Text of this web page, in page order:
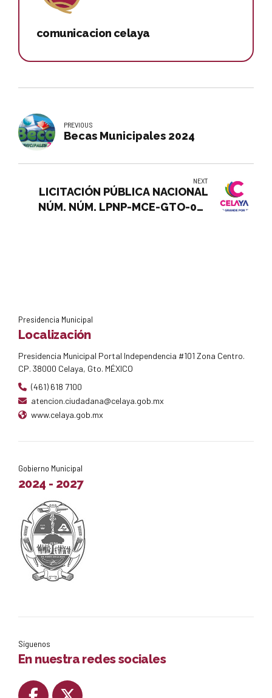
comunicacion celaya
PREVIOUS
Becas Municipales 2024
NEXT
LICITACIÓN PÚBLICA NACIONAL
NÚM. NÚM. LPNP-MCE-GTO-04-
Presidencia Municipal
Localización
Presidencia Municipal Portal Independencia #101 Zona Centro.
CP. 38000 Celaya, Gto. MÉXICO
(461) 618 7100
atencion.ciudadana@celaya.gob.mx
www.celaya.gob.mx
Gobierno Municipal
2024 - 2027
Síguenos
En nuestra redes sociales